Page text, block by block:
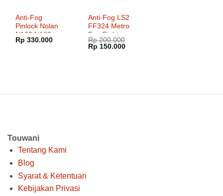
Anti-Fog
Pinlock Nolan
N103 N102
N101 N100
Rp 330.000
Anti-Fog LS2
FF324 Metro
Fog Fighter
System FFS
Rp200.000
Harga
aslinya
Rp 150.000Harga
Touwani
Tentang Kami
Blog
Syarat & Ketentuan
Kebijakan Privasi